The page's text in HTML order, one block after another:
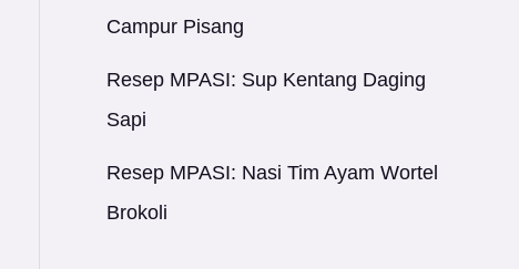
Campur Pisang
Resep MPASI: Sup Kentang Daging
Sapi
Resep MPASI: Nasi Tim Ayam Wortel
Brokoli